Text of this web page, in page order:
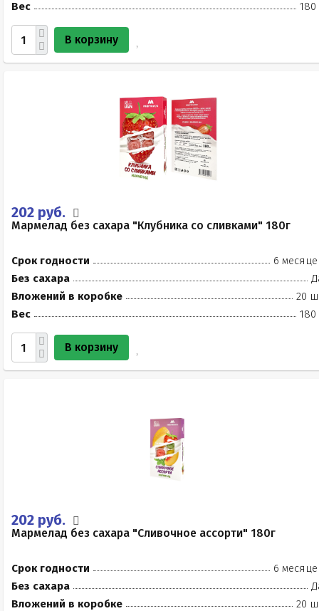
Вес
180
В корзину
202 руб.
Мармелад без сахара "Клубника со сливками" 180г
Срок годности
6
Без сахара
Вложений в коробке
20
Вес
180
В корзину
202 руб.
Мармелад без сахара "Сливочное ассорти" 180г
Срок годности
6
Без сахара
Вложений в коробке
20